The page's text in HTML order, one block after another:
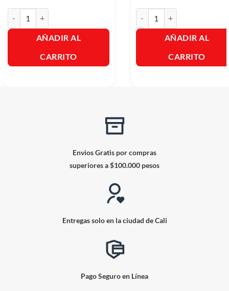
AÑADIR AL
CARRITO
AÑADIR AL
CARRITO
Envios Gratis por compras
superiores a $100.000 pesos
Entregas solo en la ciudad de Cali
Pago Seguro en Línea